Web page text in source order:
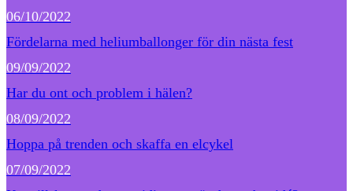
06/10/2022
Fördelarna med heliumballonger för din nästa fest
09/09/2022
Har du ont och problem i hälen?
08/09/2022
Hoppa på trenden och skaffa en elcykel
07/09/2022